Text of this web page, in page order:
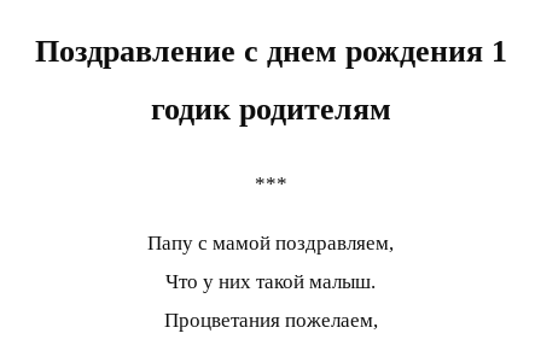
Поздравление с днем рождения 1
годик родителям
***
Папу с мамой поздравляем,
Что у них такой малыш.
Процветания пожелаем,